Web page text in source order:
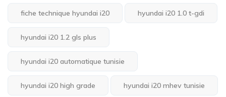
fiche technique hyundai i20 hyundai i20 1.0 t-gdi
hyundai i20 1.2 gls plus
hyundai i20 automatique tunisie
hyundai i20 high grade hyundai i20 mhev tunisie